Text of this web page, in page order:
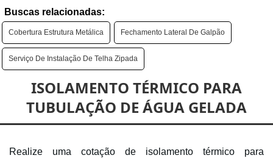
Buscas relacionadas:
Cobertura Estrutura Metálica Fechamento Lateral De Galpão
Serviço De Instalação De Telha Zipada
ISOLAMENTO TÉRMICO PARA
TUBULAÇÃO DE ÁGUA GELADA
Realize uma cotação de isolamento térmico para